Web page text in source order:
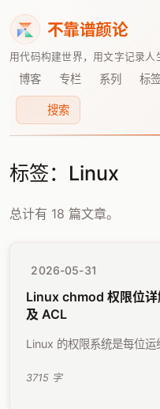
不靠谱颜论
用代码构建世界，用文字记录人
博客 专栏 系列 标
搜索
标签：Linux
总计有 18 篇文章。
2026-05-31
Linux chmod 权限位
及 ACL
Linux 的权限系统是每位
SGID、Sticky Bit 这些"特
3715 字